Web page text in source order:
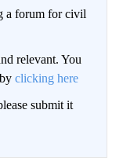
a forum for civil
relevant. You
clicking here
submit it